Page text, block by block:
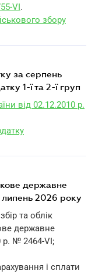
VI.
збору
1-ї та 2-ї груп
від 02.12.2010 р.
липень 2026 року
та облік
державне
р. № 2464-VI;
і сплати